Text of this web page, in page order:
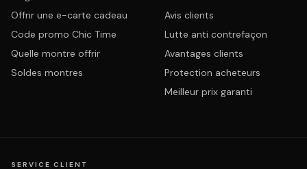
Offrir une e-carte cadeau
Code promo Chic Time
Quelle montre offrir
Soldes montres
Avis clients
Lutte anti contrefaçon
Avantages clients
Protection acheteurs
Meilleur prix garanti
SERVICE CLIENT